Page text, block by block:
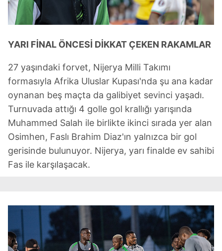
YARI FİNAL ÖNCESİ DİKKAT ÇEKEN RAKAMLAR
27 yaşındaki forvet, Nijerya Milli Takımı
formasıyla Afrika Uluslar Kupası'nda şu ana kadar
oynanan beş maçta da galibiyet sevinci yaşadı.
Turnuvada attığı 4 golle gol krallığı yarışında
Muhammed Salah ile birlikte ikinci sırada yer alan
Osimhen, Faslı Brahim Diaz'ın yalnızca bir gol
gerisinde bulunuyor. Nijerya, yarı finalde ev sahibi
Fas ile karşılaşacak.